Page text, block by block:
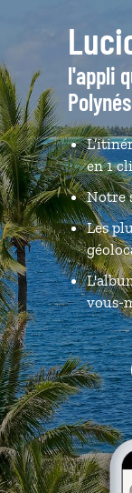
l'appli
en 1
Notre
Les
vous-